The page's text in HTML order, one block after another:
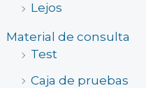
Lejos
Material de consulta
Test
Caja de pruebas